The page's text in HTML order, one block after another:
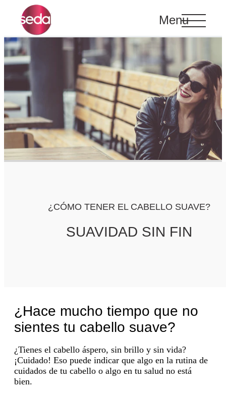
Menu
¿CÓMO TENER EL CABELLO SUAVE?
SUAVIDAD SIN FIN
¿Hace mucho tiempo que no
sientes tu cabello suave?
¿Tienes el cabello áspero, sin brillo y sin vida?
¡Cuidado! Eso puede indicar que algo en la rutina de
cuidados de tu cabello o algo en tu salud no está
bien.